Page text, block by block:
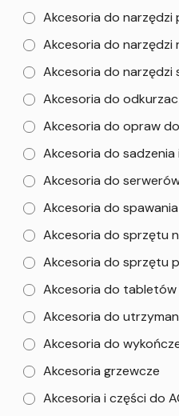
Akcesoria do narzędzi
Akcesoria do narzędzi
Akcesoria do narzędzi
Akcesoria do
Akcesoria do opraw
Akcesoria do sadzenia
Akcesoria do
Akcesoria do
Akcesoria do sprzętu
Akcesoria do sprzętu
Akcesoria do tabletów
Akcesoria do
Akcesoria do
Akcesoria grzewcze
Akcesoria i części do